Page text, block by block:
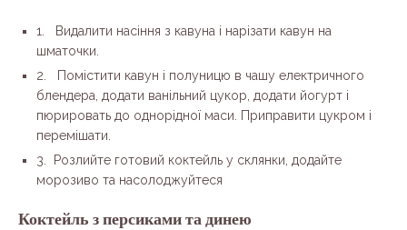
1. Видалити насіння з кавуна і нарізати кавун на
шматочки.
2. Помістити кавун і полуницю в чашу електричного
блендера, додати ванільний цукор, додати йогурт і
пюрировать до однорідної маси. Приправити цукром і
перемішати.
3. Розлийте готовий коктейль у склянки, додайте
морозиво та насолоджуйтеся
Коктейль з персиками та динею